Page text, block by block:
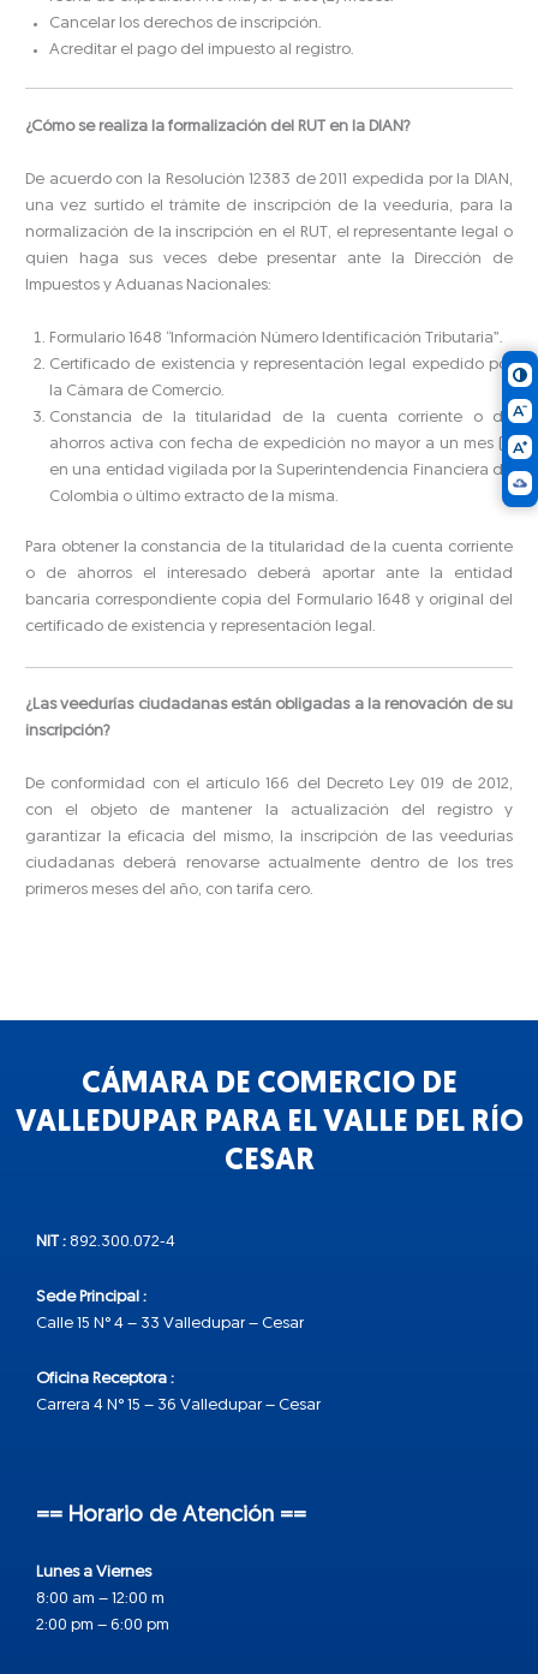
Cancelar los derechos de inscripción.
Acreditar el pago del impuesto al registro.
¿Cómo se realiza la formalización del RUT en la DIAN?
De acuerdo con la Resolución 12383 de 2011 expedida por la DIAN,
una vez surtido el trámite de inscripción de la veeduría, para la
normalización de la inscripción en el RUT, el representante legal o
quien haga sus veces debe presentar ante la Dirección de
Impuestos y Aduanas Nacionales:
Formulario 1648 “Información Número Identificación Tributaria”.
Certificado de existencia y representación legal expedido por
la Cámara de Comercio.
Constancia de la titularidad de la cuenta corriente o de
ahorros activa con fecha de expedición no mayor a un mes (1)
en una entidad vigilada por la Superintendencia Financiera de
Colombia o último extracto de la misma.
Para obtener la constancia de la titularidad de la cuenta corriente
o de ahorros el interesado deberá aportar ante la entidad
bancaria correspondiente copia del Formulario 1648 y original del
certificado de existencia y representación legal.
¿Las veedurías ciudadanas están obligadas a la renovación de su
inscripción?
De conformidad con el artículo 166 del Decreto Ley 019 de 2012,
con el objeto de mantener la actualización del registro y
garantizar la eficacia del mismo, la inscripción de las veedurías
ciudadanas deberá renovarse actualmente dentro de los tres
primeros meses del año, con tarifa cero.
CÁMARA DE COMERCIO DE
VALLEDUPAR PARA EL VALLE DEL RÍO
CESAR
NIT : 892.300.072-4
Sede Principal :
Calle 15 N° 4 – 33 Valledupar – Cesar
Oficina Receptora :
Carrera 4 N° 15 – 36 Valledupar – Cesar
== Horario de Atención ==
Lunes a Viernes
8:00 am – 12:00 m
2:00 pm – 6:00 pm